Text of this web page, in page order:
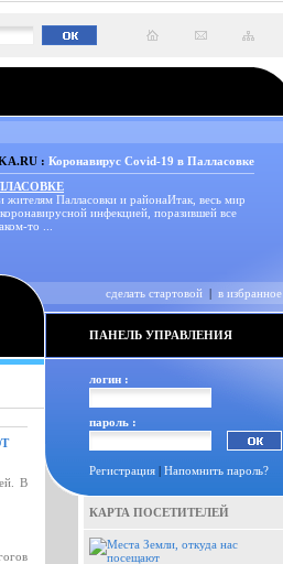
: Коронавирус Covid-19 в Палласовке
Палласовки и районаИтак, весь мир
инфекцией, поразившей все
то ...
сделать стартовой | в избранное
ПАНЕЛЬ УПРАВЛЕНИЯ
В
логин :
пароль :
Регистрация | Напомнить пароль?
КАРТА ПОСЕТИТЕЛЕЙ